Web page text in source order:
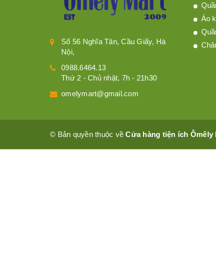
Số 56 Nghĩa Tân, Cầu Giấy, Hà
Nội,
0988.6464.13
Thứ 2 - Chủ nhật, 7h - 21h30
omelymart@gmail.com
Áo
© Bản quyền thuộc vềCửa hàng tiện ích Ômêly